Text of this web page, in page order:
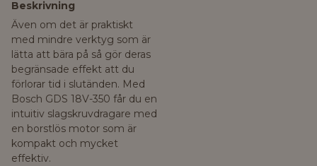
Beskrivning
Även om det är praktiskt
med mindre verktyg som är
lätta att bära på så gör deras
begränsade effekt att du
förlorar tid i slutänden. Med
Bosch GDS 18V-350 får du en
intuitiv slagskruvdragare med
en borstlös motor som är
kompakt och mycket
effektiv.